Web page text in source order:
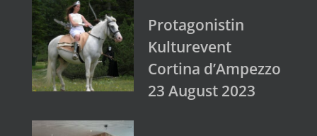
Protagonistin
Kulturevent
Cortina d’Ampezzo
23 August 2023